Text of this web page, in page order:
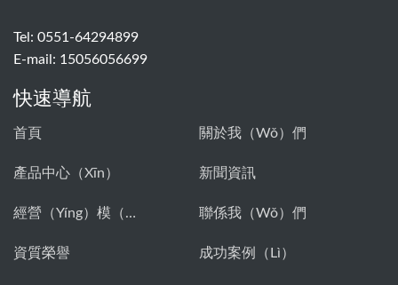
Tel: 0551-64294899
E-mail: 15056056699
快速導航
首頁 關於我（wǒ）們
產品中心（xīn） 新聞資訊
經營（yíng）模（mó）式（shì） 聯係我（wǒ）們
資質榮譽 成功案例（lì）